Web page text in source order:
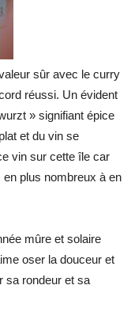
sûr avec le curry
réussi. Un évident
» signifiant épice
et du vin se
vin sur cette île car
plus nombreux à en
mûre et solaire
oser la douceur et
sa rondeur et sa